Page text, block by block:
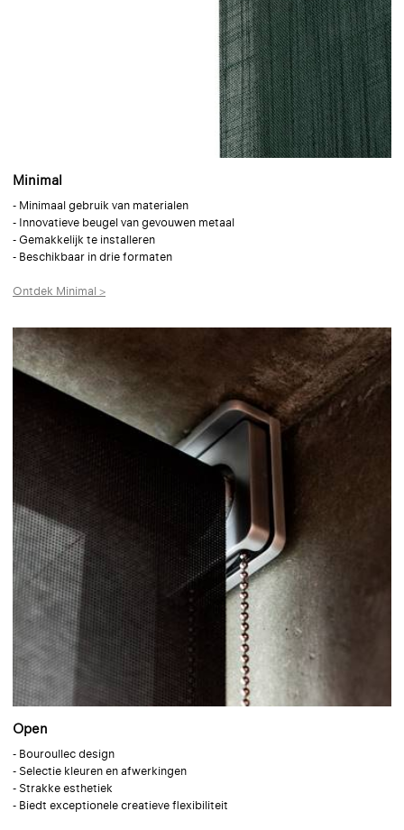
Minimal
- Minimaal gebruik van materialen
- Innovatieve beugel van gevouwen metaal
- Gemakkelijk te installeren
- Beschikbaar in drie formaten
Ontdek Minimal >
Open
- Bouroullec design
- Selectie kleuren en afwerkingen
- Strakke esthetiek
- Biedt exceptionele creatieve flexibiliteit